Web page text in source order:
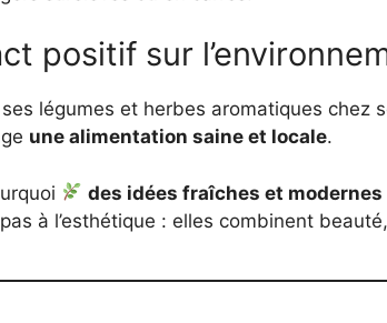
positif sur
légumes et herbes aromatiques chez
une alimentation saine et locale.
des idées fraîches et
à l’esthétique : elles combinent